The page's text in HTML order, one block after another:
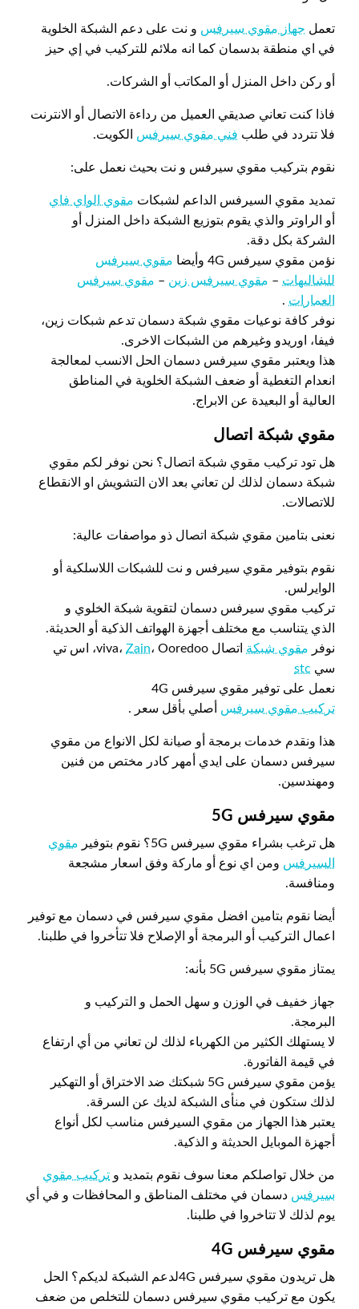
تعمل جهاز مقوي سيرفس و نت على دعم الشبكة الخلوية
في اي منطقة بدسمان كما انه ملائم للتركيب في إي حيز
أو ركن داخل المنزل أو المكاتب أو الشركات.
فاذا كنت تعاني صديقي العميل من رداءة الاتصال أو الانترنت
فلا تتردد في طلب فني مقوي سيرفس الكويت.
نقوم بتركيب مقوي سيرفس و نت بحيث نعمل على:
تمديد مقوي السيرفس الداعم لشبكات مقوي الواي فاي
أو الراوتر والذي يقوم بتوزيع الشبكة داخل المنزل أو
الشركة بكل دقة.
نؤمن مقوي سيرفس 4G وأيضا
مقوي سيرفس
للشاليهات – مقوي سيرفس زين – مقوي سيرفس
العمارات .
نوفر كافة نوعيات مقوي شبكة دسمان تدعم شبكات زين،
فيفا، اوريدو وغيرهم من الشبكات الاخرى.
هذا ويعتبر مقوي سيرفس دسمان الحل الانسب لمعالجة
انعدام التغطية أو ضعف الشبكة الخلوية في المناطق
العالية أو البعيدة عن الابراج.
مقوي شبكة اتصال
هل تود تركيب مقوي شبكة اتصال؟ نحن نوفر لكم مقوي
شبكة دسمان لذلك لن تعاني بعد الان التشويش او الانقطاع
للاتصالات.
نعنى بتامين مقوي شبكة اتصال ذو مواصفات عالية:
نقوم بتوفير مقوي سيرفس و نت للشبكات اللاسلكية أو
الوايرلس.
تركيب مقوي سيرفس دسمان لتقوية شبكة الخلوي و
الذي يتناسب مع مختلف أجهزة الهواتف الذكية أو الحديثة.
نوفر مقوي شبكة اتصال viva، Zain
، Ooredoo، اس تي
سي stc
نعمل على توفير مقوي سيرفس 4G
تركيب مقوي سيرفس أصلي بأقل سعر .
هذا ونقدم خدمات برمجة أو صيانة لكل الانواع من مقوي
سيرفس دسمان على ايدي أمهر كادر مختص من فنين
ومهندسين.
مقوي سيرفس 5 G
هل ترغب بشراء مقوي سيرفس 5G؟ نقوم بتوفير
مقوي
السيرفس ومن اي نوع أو ماركة وفق اسعار مشجعة
ومنافسة.
أيضا نقوم بتامين افضل مقوي سيرفس في دسمان مع توفير
اعمال التركيب أو البرمجة أو الإصلاح فلا تتأخروا في طلبنا.
يمتاز مقوي سيرفس 5G بأنه:
جهاز خفيف في الوزن و سهل الحمل و التركيب و
البرمجة.
لا يستهلك الكثير من الكهرباء لذلك لن تعاني من أي ارتفاع
في قيمة الفاتورة.
يؤمن مقوي سيرفس 5G شبكتك ضد الاختراق أو التهكير
لذلك ستكون في منأى الشبكة لديك عن السرقة.
يعتبر هذا الجهاز من مقوي السيرفس مناسب لكل أنواع
أجهزة الموبايل الحديثة و الذكية.
من خلال تواصلكم معنا سوف نقوم بتمديد و تركيب مقوي
سيرفس دسمان في مختلف المناطق و المحافظات و في أي
يوم لذلك لا تتاخروا في طلبنا.
مقوي سيرفس 4 G
هل تريدون مقوي سيرفس 4Gلدعم الشبكة لديكم؟ الحل
يكون مع تركيب مقوي سيرفس دسمان للتخلص من ضعف